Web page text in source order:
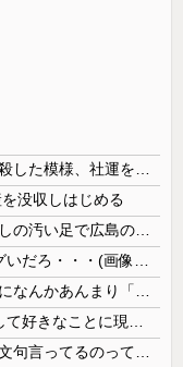
没収しはじめる